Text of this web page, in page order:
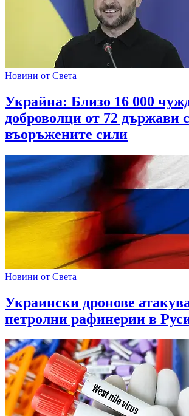
Новини от Света
Украйна: Близо 16 000
доброволци от 72 държави
въоръжените сили
Новини от Света
Украински дронове
петролни рафинерии в